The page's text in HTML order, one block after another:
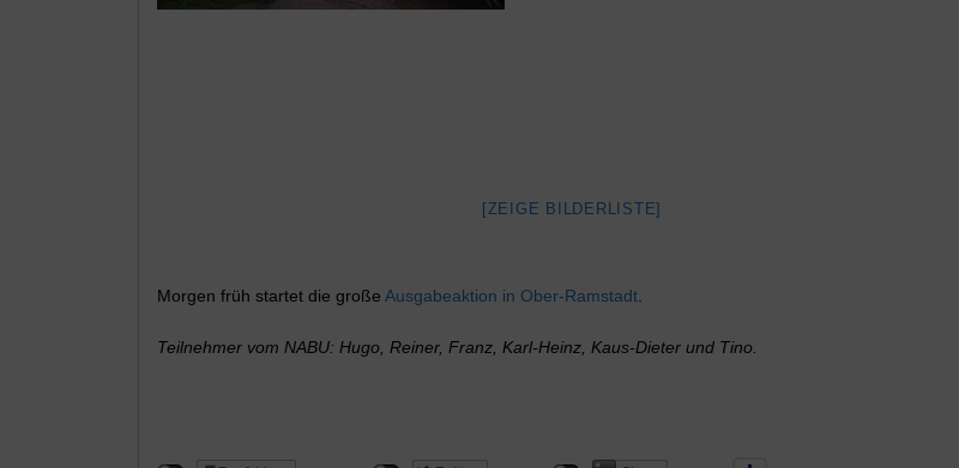
[ZEIGE BILDERLISTE]
Morgen früh startet die große Ausgabeaktion in Ober-Ramstadt.
Teilnehmer vom NABU: Hugo, Reiner, Franz, Karl-Heinz, Kaus-Dieter und Tino.